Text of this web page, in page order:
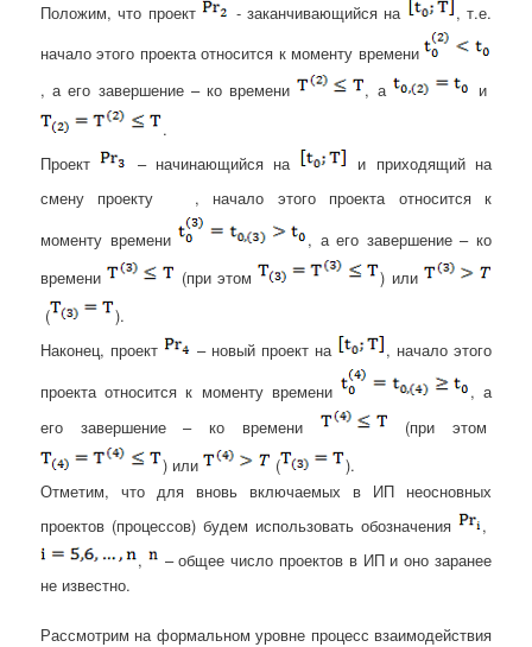
Положим, что проект
- заканчивающийся на
, т.е.
начало этого проекта относится к моменту времени
, а его завершение – ко времени
, а
и
.
Проект
– начинающийся на
и приходящий на
смену проекту
, начало этого проекта относится к
моменту времени
, а его завершение – ко
времени
(при этом
) или
(
).
Наконец, проект
– новый проект на
, начало этого
проекта относится к моменту времени
, а
его завершение – ко времени
(при этом
) или
(
).
Отметим, что для вновь включаемых в ИП неосновных
проектов (процессов) будем использовать обозначения
,
,
– общее число проектов в ИП и оно заранее
не известно.
Рассмотрим на формальном уровне процесс взаимодействия